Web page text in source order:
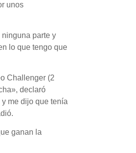
unos
parte y
lo que tengo que
Challenger (2
declaró
me dijo que tenía
ganan la